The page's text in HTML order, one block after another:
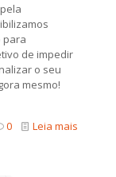
para
de impedir
o seu
mesmo!
0 Leia mais